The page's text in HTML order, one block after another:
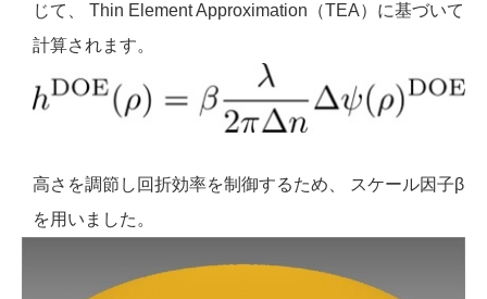
じて、 Thin Element Approximation（TEA）に基づいて
計算されます。
高さを調節し回折効率を制御するため、 スケール因子β
を用いました。